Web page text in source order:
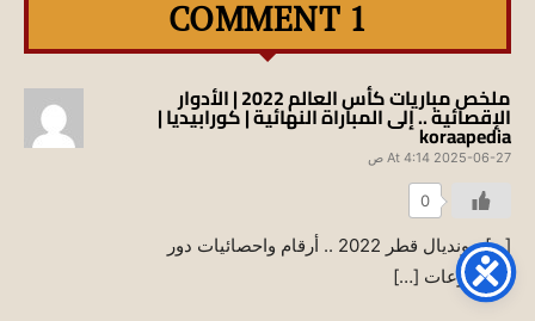
1 COMMENT
ملخص مباريات كأس العالم 2022 | الأدوار
الإقصائية .. إلى المباراة النهائية | كورابيديا |
koraapedia
2025-06-27 At 4:14 ص
0
[…] مونديال قطر 2022 .. أرقام واحصائيات دور
المجموعات […]